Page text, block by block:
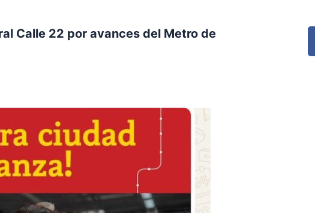
Calle 22 por avances del Metro de